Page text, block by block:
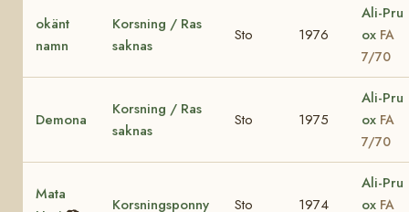
okänt
namn
Korsning / Ras
saknas
Sto 1976
Ali-Pru
ox FA
7/70
Demona
Korsning / Ras
saknas
Sto 1975
Ali-Pru
ox FA
7/70
Mata
Korsningsponny Sto 1974
Ali-Pru
ox FA